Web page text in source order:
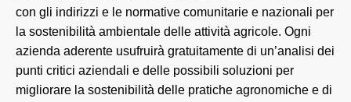
con gli indirizzi e le normative comunitarie e nazionali per
la sostenibilità ambientale delle attività agricole. Ogni
azienda aderente usufruirà gratuitamente di un’analisi dei
punti critici aziendali e delle possibili soluzioni per
migliorare la sostenibilità delle pratiche agronomiche e di